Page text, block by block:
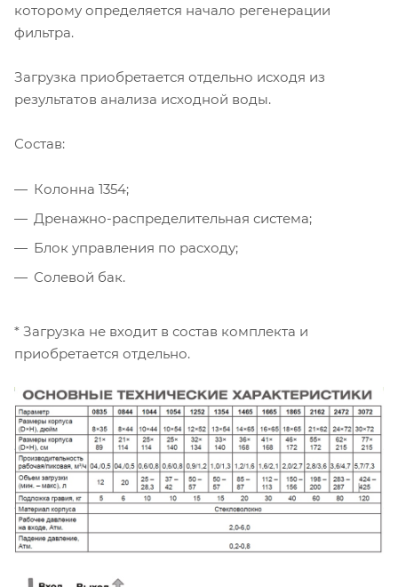
которому определяется начало регенерации
фильтра.
Загрузка приобретается отдельно исходя из
результатов анализа исходной воды.
Состав:
Колонна 1354;
Дренажно-распределительная система;
Блок управления по расходу;
Солевой бак.
* Загрузка не входит в состав комплекта и
приобретается отдельно.